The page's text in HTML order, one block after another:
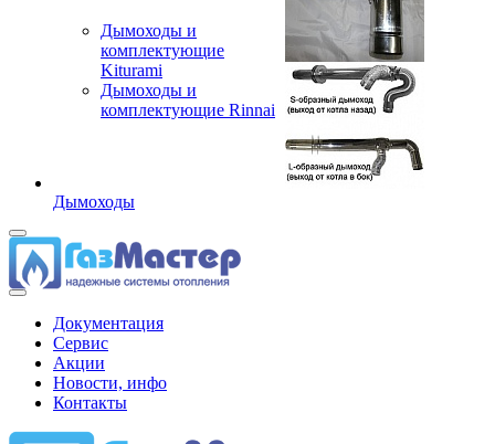
Дымоходы и
комплектующие
Kiturami
Дымоходы и
комплектующие Rinnai
Дымоходы
Документация
Сервис
Акции
Новости, инфо
Контакты